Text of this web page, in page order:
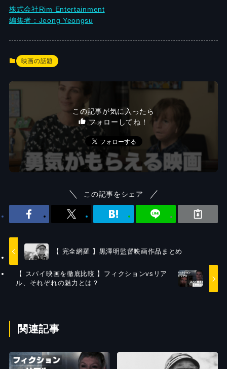
株式会社Rim Entertainment
編集者：Jeong Yeongsu
映画の話題
この記事が気に入ったら
フォローしてね！
この記事をシェア
【 完全網羅 】黒澤明監督映画作品まとめ
【 スパイ映画を徹底比較 】フィクションvsリア
ル、それぞれの魅力とは？
関連記事